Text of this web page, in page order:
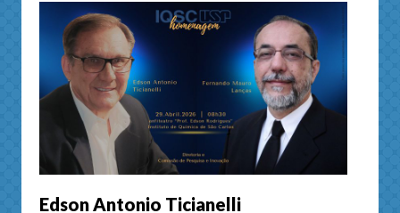
Edson Antonio Ticianelli